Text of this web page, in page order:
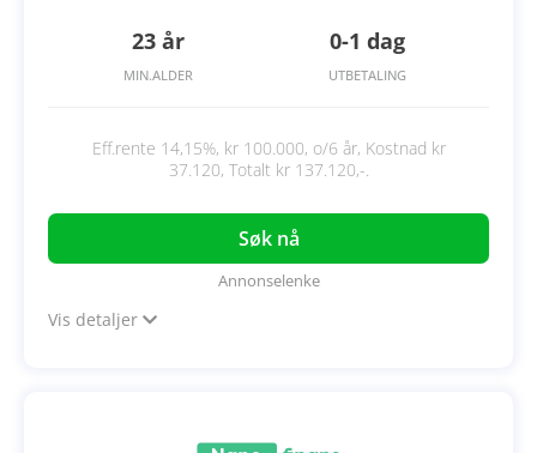
23 år
MIN.ALDER
0-1 dag
UTBETALING
Eff.rente 14,15%, kr 100.000, o/6 år, Kostnad kr
37.120, Totalt kr 137.120,-.
Søk nå
Annonselenke
Vis detaljer